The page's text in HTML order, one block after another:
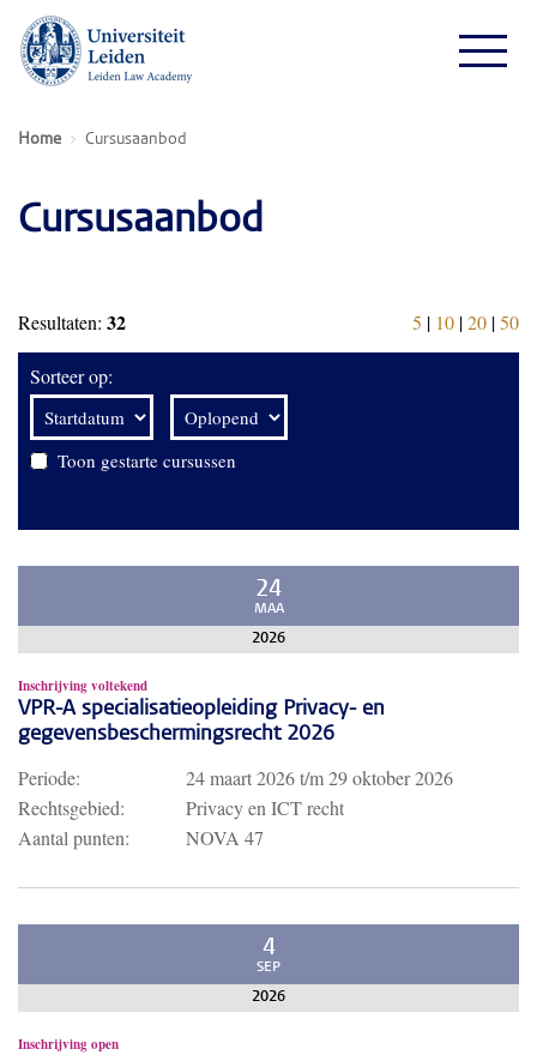
Home Cursusaanbod
Cursusaanbod
Resultaten: 32 5 | 10 |20 |50
Sorteer op:
Toon gestarte cursussen
24
MAA
2026
Inschrijving voltekend
VPR-A specialisatieopleiding Privacy- en
gegevensbeschermingsrecht 2026
Periode: 24 maart 2026t/m29 oktober 2026
Rechtsgebied:
Privacy en ICT recht
Aantal punten:
NOVA 47
4
SEP
2026
Inschrijving open